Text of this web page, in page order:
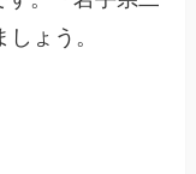
ょう。